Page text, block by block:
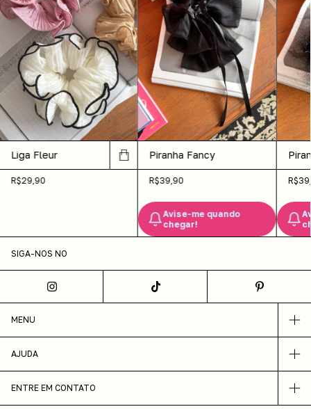
Liga Fleur
R$29,90
Piranha Fancy
R$39,90
Avise-me quando
chegar!
SIGA-NOS NO
MENU
AJUDA
ENTRE EM CONTATO